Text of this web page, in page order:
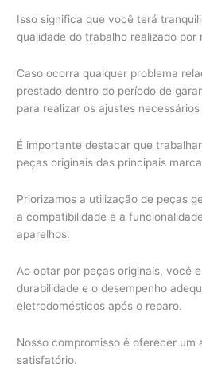
Isso significa que você terá
qualidade do trabalho realizado por
Caso ocorra qualquer problema
prestado dentro do período de
para realizar os ajustes
É importante destacar que
peças originais das principais
Priorizamos a utilização de peças
a compatibilidade e a
aparelhos.
Ao optar por peças originais, você
durabilidade e o desempenho
eletrodomésticos após o reparo.
Nosso compromisso é oferecer um
satisfatório.